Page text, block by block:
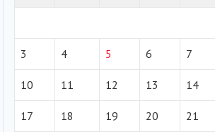
3 4 5 6 7
10 11 12 13 14
17 18 19 20 21